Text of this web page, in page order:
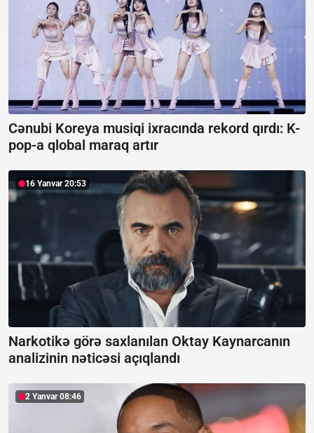
Cənubi Koreya musiqi ixracında rekord qırdı: K-
pop-a qlobal maraq artır
16 Yanvar 20:53
Narkotikə görə saxlanılan Oktay Kaynarcanın
analizinin nəticəsi açıqlandı
2 Yanvar 08:46